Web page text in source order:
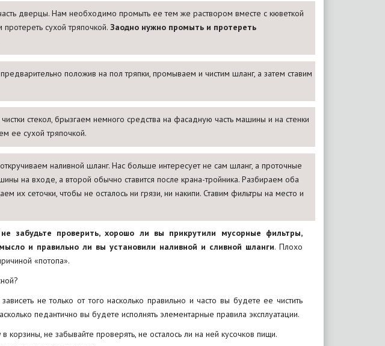
дверцы. Нам необходимо промыть ее тем же раствором вместе с кюветкой
сухой тряпочкой.Заодно нужно промыть и протереть
положив на пол тряпки, промываем и чистим шланг, а затем ставим
стекол, брызгаем немного средства на фасадную часть машины и на стенки
ее сухой тряпочкой.
наливной шланг. Нас больше интересует не сам шланг, а проточные
на входе, а второй обычно ставится после крана-тройника. Разбираем оба
их сеточки, чтобы не осталось ни грязи, ни накипи. Ставим фильтры на место и
забудьте проверить, хорошо ли вы прикрутили мусорные фильтры,
и правильно ли вы установили наливной и сливной шланги. Плохо
«потопа».
не только от того насколько правильно и часто вы будете ее чистить
педантично вы будете исполнять элементарные правила эксплуатации.
корзины, не забывайте проверять, не осталось ли на ней кусочков пищи.